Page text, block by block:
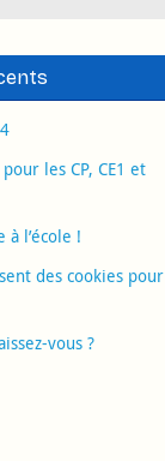
les CP, CE1 et
à l’école !
des cookies pour
vous ?